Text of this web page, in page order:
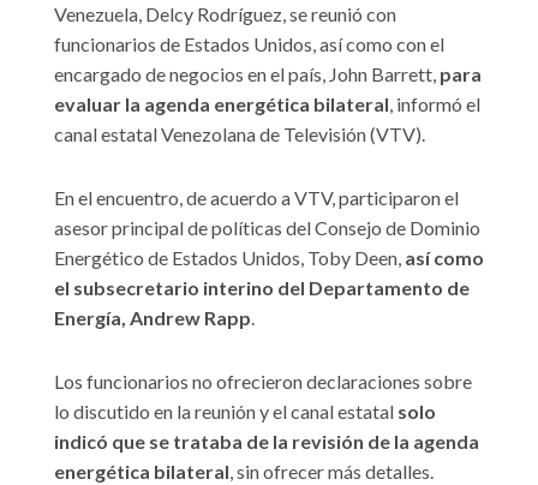
Venezuela, Delcy Rodríguez, se reunió con
funcionarios de Estados Unidos, así como con el
encargado de negocios en el país, John Barrett, para
evaluar la agenda energética bilateral, informó el
canal estatal Venezolana de Televisión (VTV).
En el encuentro, de acuerdo a VTV, participaron el
asesor principal de políticas del Consejo de Dominio
Energético de Estados Unidos, Toby Deen, así como
el subsecretario interino del Departamento de
Energía, Andrew Rapp.
Los funcionarios no ofrecieron declaraciones sobre
lo discutido en la reunión y el canal estatal solo
indicó que se trataba de la revisión de la agenda
energética bilateral, sin ofrecer más detalles.